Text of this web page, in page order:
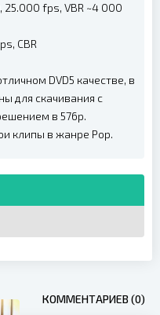
25.000 fps, VBR ~4 000
CBR
DVD5 качестве, в
для скачивания с
в 576p.
клипы в жанре Pop.
КОММЕНТАРИЕВ (0)